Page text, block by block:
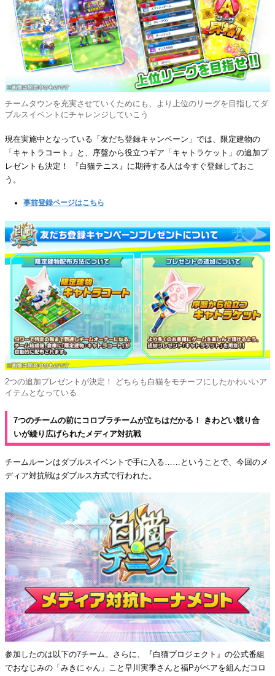
チームタウンを充実させていくためにも、より上位のリーグを目指してダ
ブルスイベントにチャレンジしていこう
現在実施中となっている「友だち登録キャンペーン」では、限定建物の
「キャトラコート」と、序盤から役立つギア「キャトラケット」の追加プ
レゼントも決定！ 『白猫テニス』に期待する人は今すぐ登録しておこ
う。
事前登録ページはこちら
2つの追加プレゼントが決定！ どちらも白猫をモチーフにしたかわいいア
イテムとなっている
7つのチームの前にコロプラチームが立ちはだかる！ きわどい競り合
いが繰り広げられたメディア対抗戦
チームルーンはダブルスイベントで手に入る……ということで、今回のメ
ディア対抗戦はダブルス方式で行われた。
参加したのは以下の7チーム。さらに、『白猫プロジェクト』の公式番組
でおなじみの「みきにゃん」こと早川実季さんと福Pがペアを組んだコロ